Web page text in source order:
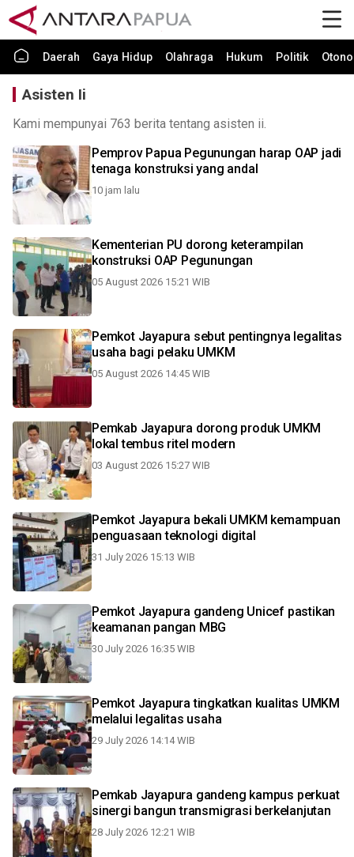
Daerah Gaya Hidup Olahraga Hukum Politik
Asisten Ii
Kami mempunyai 763 berita tentang asisten ii.
Pemprov Papua Pegunungan harap OAP jadi
tenaga konstruksi yang andal
10 jam lalu
Kementerian PU dorong keterampilan
konstruksi OAP Pegunungan
05 August 2026 15:21 WIB
Pemkot Jayapura sebut pentingnya legalitas
usaha bagi pelaku UMKM
05 August 2026 14:45 WIB
Pemkab Jayapura dorong produk UMKM
lokal tembus ritel modern
03 August 2026 15:27 WIB
Pemkot Jayapura bekali UMKM kemampuan
penguasaan teknologi digital
31 July 2026 15:13 WIB
Pemkot Jayapura gandeng Unicef pastikan
keamanan pangan MBG
30 July 2026 16:35 WIB
Pemkot Jayapura tingkatkan kualitas UMKM
melalui legalitas usaha
29 July 2026 14:14 WIB
Pemkab Jayapura gandeng kampus perkuat
sinergi bangun transmigrasi berkelanjutan
28 July 2026 12:21 WIB